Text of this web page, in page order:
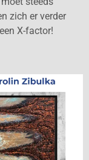
zich er verder
X-factor!